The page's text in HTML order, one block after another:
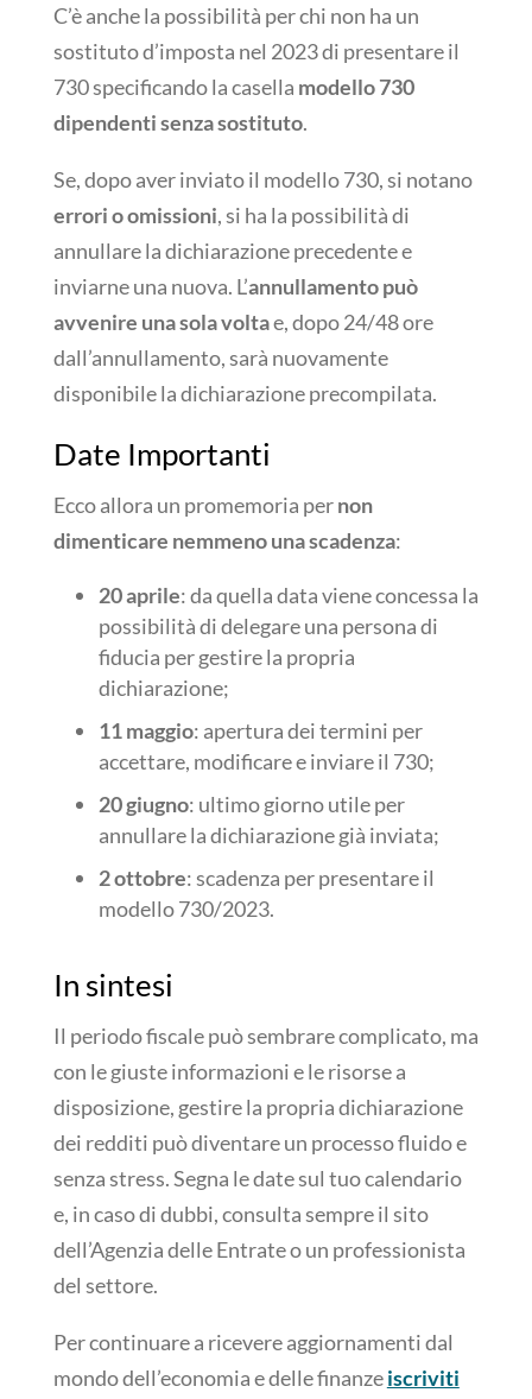
C’è anche la possibilità per chi non ha un
sostituto d’imposta nel 2023 di presentare il
730 specificando la casella modello 730
dipendenti senza sostituto.
Se, dopo aver inviato il modello 730, si notano
errori o omissioni, si ha la possibilità di
annullare la dichiarazione precedente e
inviarne una nuova. L’annullamento può
avvenire una sola voltae, dopo 24/48 ore
dall’annullamento, sarà nuovamente
disponibile la dichiarazione precompilata.
Date Importanti
Ecco allora un promemoria pernon
dimenticare nemmeno una scadenza:
20 aprile: da quella data viene concessa la
possibilità di delegare una persona di
fiducia per gestire la propria
dichiarazione;
11 maggio: apertura dei termini per
accettare, modificare e inviare il 730;
20 giugno: ultimo giorno utile per
annullare la dichiarazione già inviata;
2 ottobre: scadenza per presentare il
modello 730/2023.
In sintesi
Il periodo fiscale può sembrare complicato, ma
con le giuste informazioni e le risorse a
disposizione, gestire la propria dichiarazione
dei redditi può diventare un processo fluido e
senza stress. Segna le date sul tuo calendario
e, in caso di dubbi, consulta sempre il sito
dell’Agenzia delle Entrate o un professionista
del settore.
Per continuare a ricevere aggiornamenti dal
mondo dell’economia e delle finanzeiscriviti